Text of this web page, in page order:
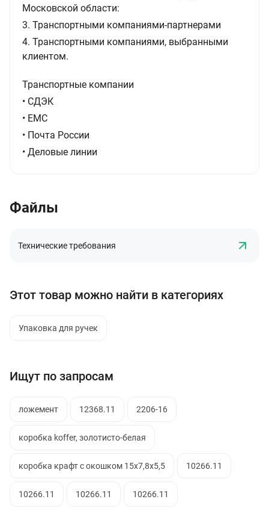
Московской области:
3. Транспортными компаниями-партнерами
4. Транспортными компаниями, выбранными
клиентом.
Транспортные компании
• СДЭК
• ЕМС
• Почта России
• Деловые линии
Файлы
Технические требования
Этот товар можно найти в категориях
Упаковка для ручек
Ищут по запросам
ложемент 12368.11 2206-16
коробка koffer, золотисто-белая
коробка крафт с окошком 15х7,8х5,5 10266.11
10266.11 10266.11 10266.11